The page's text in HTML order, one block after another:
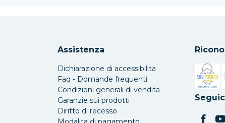
Assistenza
Dichiarazione di accessibilita
Faq - Domande frequenti
Condizioni generali di vendita
Garanzie sui prodotti
Diritto di recesso
Si apre